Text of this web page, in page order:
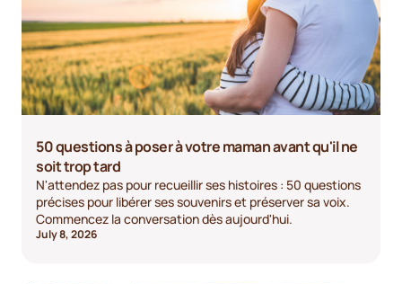
50 questions à poser à votre maman avant qu'il ne
soit trop tard
N'attendez pas pour recueillir ses histoires : 50 questions
précises pour libérer ses souvenirs et préserver sa voix.
Commencez la conversation dès aujourd'hui.
July 8, 2026